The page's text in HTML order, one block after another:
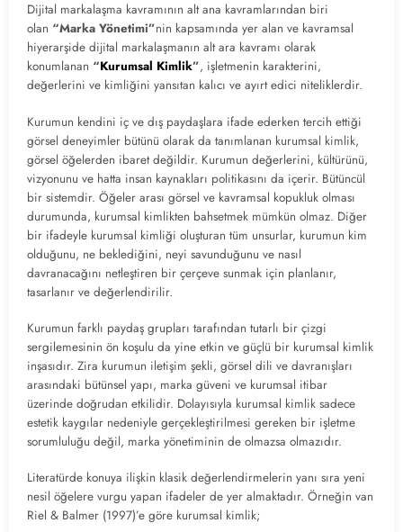
Dijital markalaşma kavramının alt ana kavramlarından biri
olan “Marka Yönetimi”nin kapsamında yer alan ve kavramsal
hiyerarşide dijital markalaşmanın alt ara kavramı olarak
konumlanan “Kurumsal Kimlik”, işletmenin karakterini,
değerlerini ve kimliğini yansıtan kalıcı ve ayırt edici niteliklerdir.
Kurumun kendini iç ve dış paydaşlara ifade ederken tercih ettiği
görsel deneyimler bütünü olarak da tanımlanan kurumsal kimlik,
görsel öğelerden ibaret değildir. Kurumun değerlerini, kültürünü,
vizyonunu ve hatta insan kaynakları politikasını da içerir. Bütüncül
bir sistemdir. Öğeler arası görsel ve kavramsal kopukluk olması
durumunda, kurumsal kimlikten bahsetmek mümkün olmaz. Diğer
bir ifadeyle kurumsal kimliği oluşturan tüm unsurlar, kurumun kim
olduğunu, ne beklediğini, neyi savunduğunu ve nasıl
davranacağını netleştiren bir çerçeve sunmak için planlanır,
tasarlanır ve değerlendirilir.
Kurumun farklı paydaş grupları tarafından tutarlı bir çizgi
sergilemesinin ön koşulu da yine etkin ve güçlü bir kurumsal kimlik
inşasıdır. Zira kurumun iletişim şekli, görsel dili ve davranışları
arasındaki bütünsel yapı, marka güveni ve kurumsal itibar
üzerinde doğrudan etkilidir. Dolayısıyla kurumsal kimlik sadece
estetik kaygılar nedeniyle gerçekleştirilmesi gereken bir işletme
sorumluluğu değil, marka yönetiminin de olmazsa olmazıdır.
Literatürde konuya ilişkin klasik değerlendirmelerin yanı sıra yeni
nesil öğelere vurgu yapan ifadeler de yer almaktadır. Örneğin van
Riel & Balmer (1997)’e göre kurumsal kimlik;